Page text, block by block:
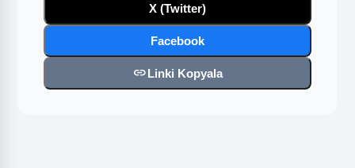
X (Twitter)
Facebook
linkLinki Kopyala